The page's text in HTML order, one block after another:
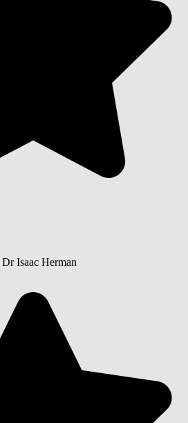
Dr Isaac Herman